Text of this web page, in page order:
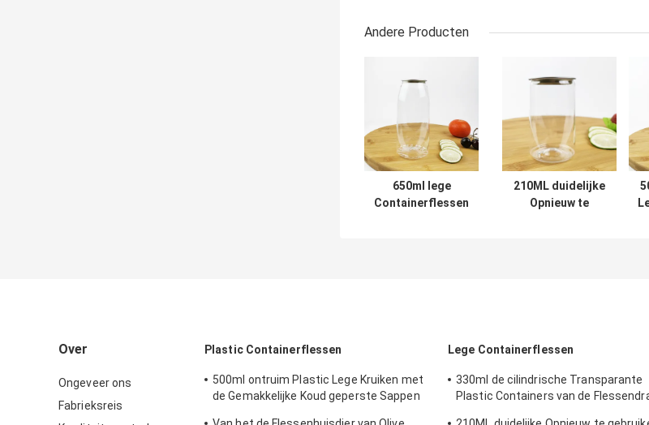
Andere Producten
650ml lege
Containerflessen
210ML duidelijke
Opnieuw te
Over
Ongeveer ons
Fabrieksreis
Plastic Containerflessen
500ml ontruim Plastic Lege Kruiken met
de Gemakkelijke Koud geperste Sappen
Lege Containerflessen
330ml de cilindrische Transparante
Plastic Containers van de